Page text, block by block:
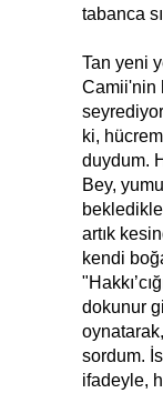
tabanca
Tan yeni
Camii'nin
ki,
duydum.
Bey,
artık
kendi
dokunur
sordum.
ifadeyle,